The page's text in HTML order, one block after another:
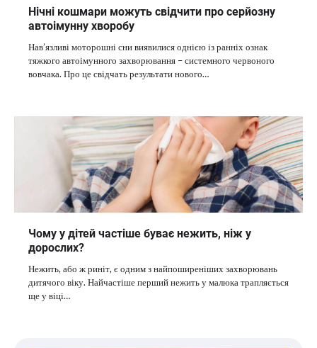
Нічні кошмари можуть свідчити про серйозну
автоімунну хворобу
Нав’язливі моторошні сни виявилися однією із ранніх ознак
тяжкого автоімунного захворювання – системного червоного
вовчака. Про це свідчать результати нового…
Чому у дітей частіше буває нежить, ніж у
дорослих?
Нежить, або ж риніт, є одним з найпоширеніших захворювань
дитячого віку. Найчастіше перший нежить у малюка трапляється
ще у віці…